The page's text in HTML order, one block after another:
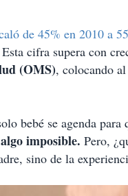
de 45% en 2010 a
Esta cifra supera con
(OMS), colocando
bebé se agenda
imposible. Pero,
sino de la